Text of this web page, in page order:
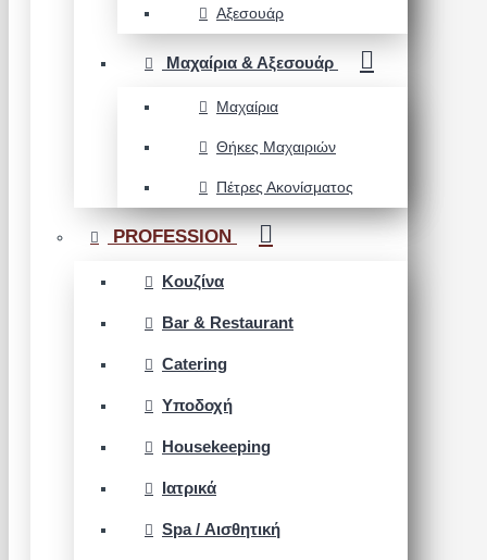
Αξεσουάρ
Μαχαίρια & Αξεσουάρ
Μαχαίρια
Θήκες Μαχαιριών
Πέτρες Ακονίσματος
PROFESSION
Κουζίνα
Bar & Restaurant
Catering
Υποδοχή
Housekeeping
Ιατρικά
Spa / Αισθητική